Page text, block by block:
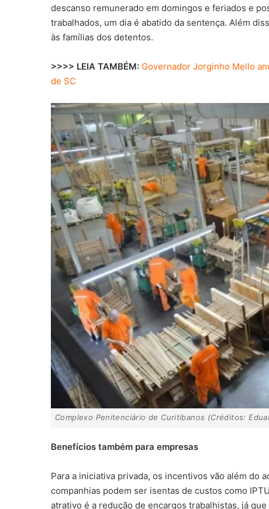
descanso remunerado em domingos e feriados e
trabalhados, um dia é abatido da sentença. Além
às famílias dos detentos.
>>>> LEIA TAMBÉM: Governador Jorginho Mello
de SC
Complexo Penitenciário de Curitibanos (Créditos:
Benefícios também para empresas
Para a iniciativa privada, os incentivos vão além do
companhias podem ser isentas de custos como
atrativo é a redução de encargos trabalhistas, já